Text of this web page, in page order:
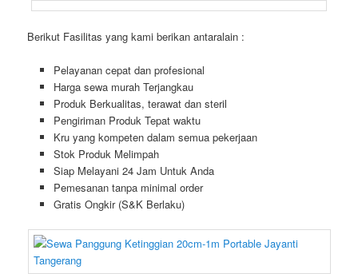
Berikut Fasilitas yang kami berikan antaralain :
Pelayanan cepat dan profesional
Harga sewa murah Terjangkau
Produk Berkualitas, terawat dan steril
Pengiriman Produk Tepat waktu
Kru yang kompeten dalam semua pekerjaan
Stok Produk Melimpah
Siap Melayani 24 Jam Untuk Anda
Pemesanan tanpa minimal order
Gratis Ongkir (S&K Berlaku)